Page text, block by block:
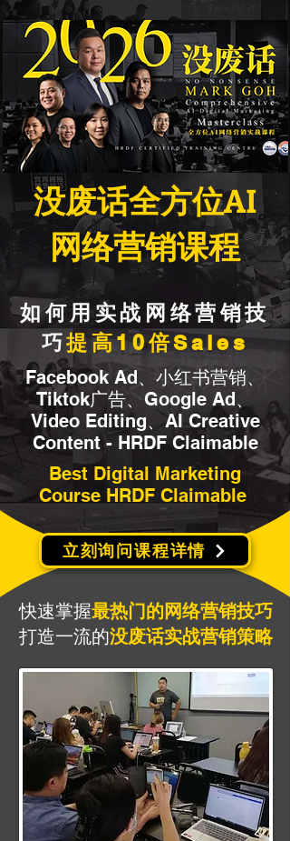
​没废话全方位AI
网络营销课程
如何用实战网络营销技
巧提高10倍Sales
Facebook Ad、小红书营销、
Tiktok广告、Google Ad、
Video Editing、AI Creative
Content - HRDF Claimable
Best Digital Marketing
Course HRDF Claimable
快速掌握最热门的网络营销技巧
打造一流的没废话实战营销策略
立刻询问课程详情